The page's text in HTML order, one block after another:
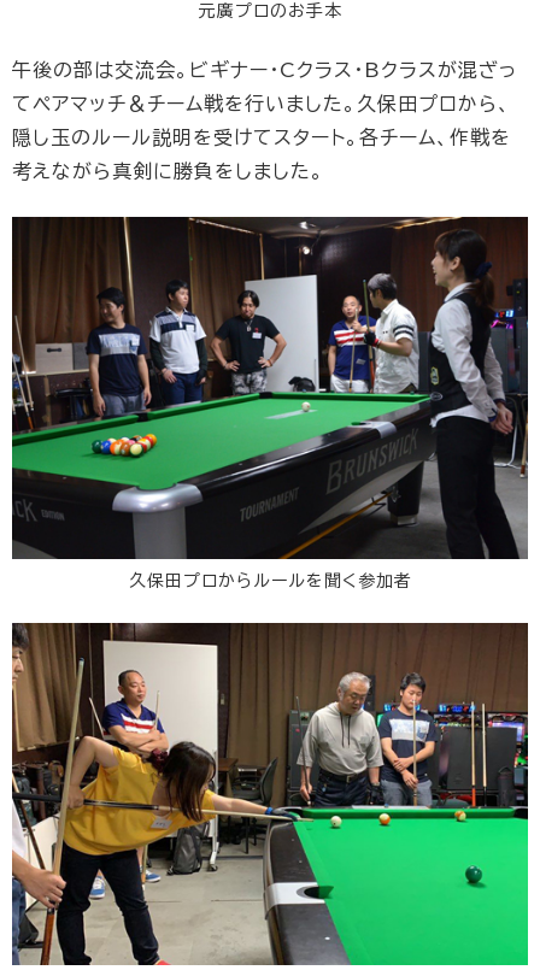
元廣プロのお手本
午後の部は交流会。ビギナー・Cクラス・Bクラスが混ざっ
てペアマッチ＆チーム戦を行いました。久保田プロから、
隠し玉のルール説明を受けてスタート。各チーム、作戦を
考えながら真剣に勝負をしました。
久保田プロからルールを聞く参加者